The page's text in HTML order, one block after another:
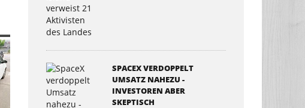
SPACEX VERDOPPELT
UMSATZ NAHEZU -
INVESTOREN ABER
SKEPTISCH